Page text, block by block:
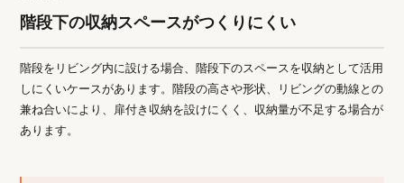
階段下の収納スペースがつくりにくい
階段をリビング内に設ける場合、階段下のスペースを収納として活用
しにくいケースがあります。階段の高さや形状、リビングの動線との
兼ね合いにより、扉付き収納を設けにくく、収納量が不足する場合が
あります。